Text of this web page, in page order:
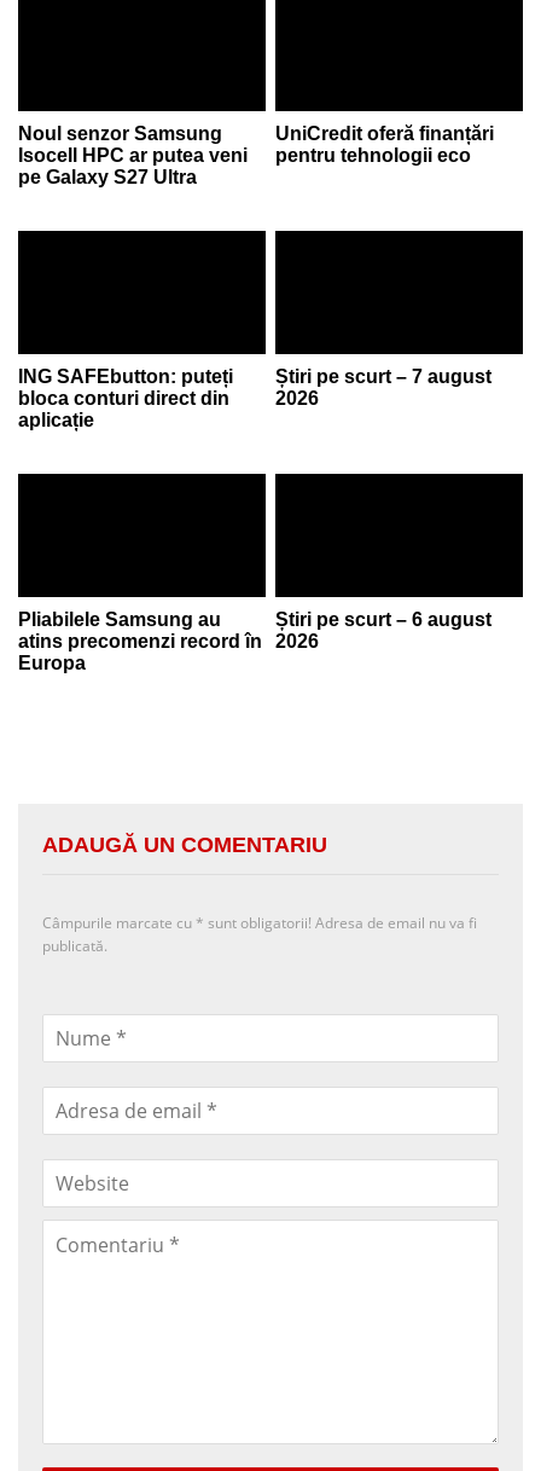
Noul senzor Samsung
Isocell HPC ar putea veni
pe Galaxy S27 Ultra
UniCredit oferă finanțări
pentru tehnologii eco
ING SAFEbutton: puteți
bloca conturi direct din
aplicație
Știri pe scurt – 7 august
2026
Pliabilele Samsung au
atins precomenzi record în
Europa
Știri pe scurt – 6 august
2026
ADAUGĂ UN COMENTARIU
Câmpurile marcate cu * sunt obligatorii! Adresa de email nu va fi
publicată.